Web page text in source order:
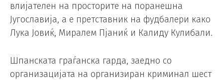
влијателен на просторите на поранешна
Југославија, а е претставник на фудбалери како
Лука Јовиќ, Миралем Пјаниќ и Калиду Кулибали.
Шпанската граѓанска гарда, заедно со
организацијата на организиран криминал шест